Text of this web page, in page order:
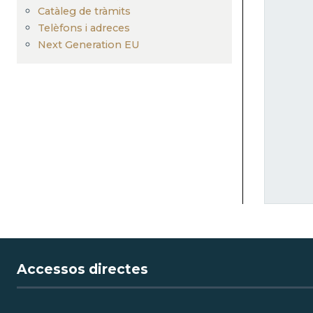
Catàleg de tràmits
Telèfons i adreces
Next Generation EU
Accessos directes